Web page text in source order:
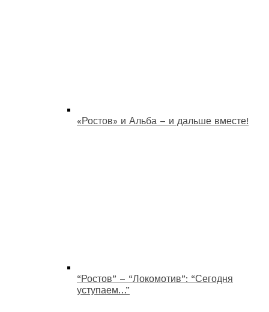
«Ростов» и Альба – и дальше вместе!
“Ростов” – “Локомотив”: “Сегодня
уступаем…”